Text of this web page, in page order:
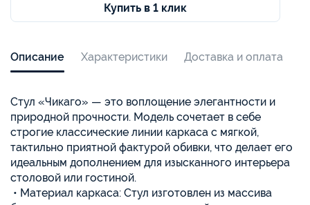
Купить в 1 клик
Описание Характеристики Доставка и оплата
Стул «Чикаго» — это воплощение элегантности и
природной прочности. Модель сочетает в себе
строгие классические линии каркаса с мягкой,
тактильно приятной фактурой обивки, что делает его
идеальным дополнением для изысканного интерьера
столовой или гостиной.
• Материал каркаса: Стул изготовлен из массива